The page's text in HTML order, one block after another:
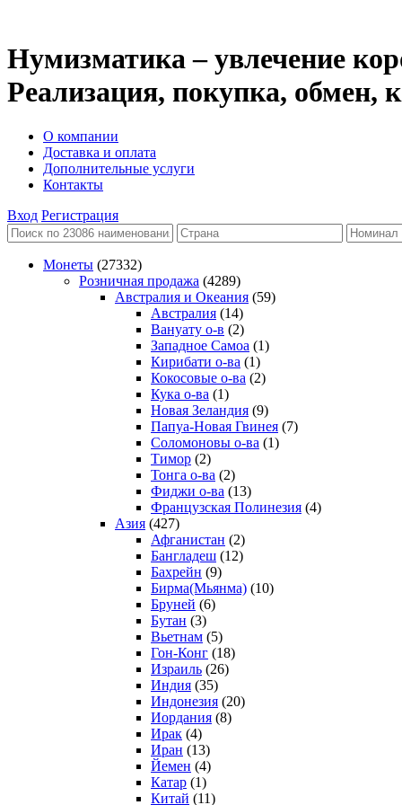
Нумизматика – увлечение
Реализация, покупка, обмен,
О компании
Доставка и оплата
Дополнительные услуги
Контакты
Вход Регистрация
Монеты (27332)
Розничная продажа (4289)
Австралия и Океания (59)
Австралия (14)
Вануату о-в (2)
Западное Самоа (1)
Кирибати о-ва (1)
Кокосовые о-ва (2)
Кука о-ва (1)
Новая Зеландия (9)
Папуа-Новая Гвинея (7)
Соломоновы о-ва (1)
Тимор (2)
Тонга о-ва (2)
Фиджи о-ва (13)
Французская Полинезия (4)
Азия (427)
Афганистан (2)
Бангладеш (12)
Бахрейн (9)
Бирма(Мьянма) (10)
Бруней (6)
Бутан (3)
Вьетнам (5)
Гон-Конг (18)
Израиль (26)
Индия (35)
Индонезия (20)
Иордания (8)
Ирак (4)
Иран (13)
Йемен (4)
Катар (1)
Китай (11)